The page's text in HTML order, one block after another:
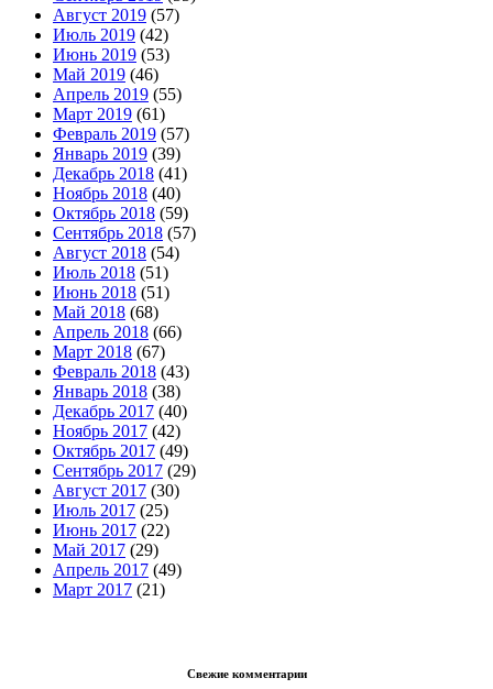
Август 2019 (57)
Июль 2019 (42)
Июнь 2019 (53)
Май 2019 (46)
Апрель 2019 (55)
Март 2019 (61)
Февраль 2019 (57)
Январь 2019 (39)
Декабрь 2018 (41)
Ноябрь 2018 (40)
Октябрь 2018 (59)
Сентябрь 2018 (57)
Август 2018 (54)
Июль 2018 (51)
Июнь 2018 (51)
Май 2018 (68)
Апрель 2018 (66)
Март 2018 (67)
Февраль 2018 (43)
Январь 2018 (38)
Декабрь 2017 (40)
Ноябрь 2017 (42)
Октябрь 2017 (49)
Сентябрь 2017 (29)
Август 2017 (30)
Июль 2017 (25)
Июнь 2017 (22)
Май 2017 (29)
Апрель 2017 (49)
Март 2017 (21)
Свежие комментарии